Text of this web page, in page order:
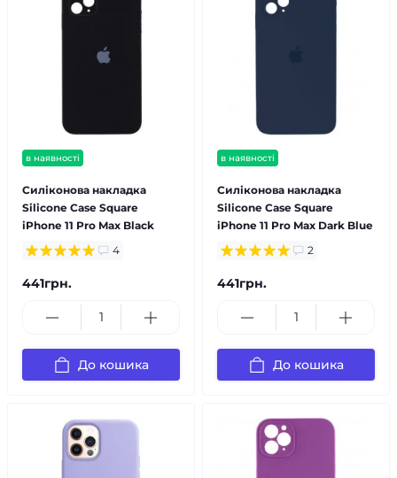
в наявності
Силіконова накладка
Silicone Case Square
iPhone 11 Pro Max Black
4
441грн.
До кошика
в наявності
Силіконова накладка
Silicone Case Square
iPhone 11 Pro Max Dark Blue
2
441грн.
До кошика